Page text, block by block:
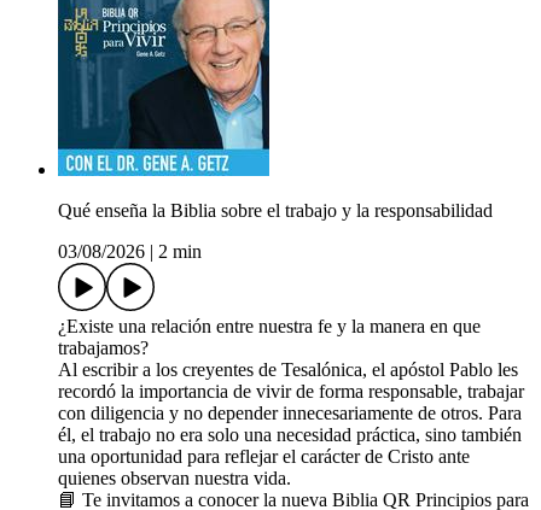
Qué enseña la Biblia sobre el trabajo y la responsabilidad
03/08/2026
2 min
¿Existe una relación entre nuestra fe y la manera en que
trabajamos?
Al escribir a los creyentes de Tesalónica, el apóstol Pablo les
recordó la importancia de vivir de forma responsable, trabajar
con diligencia y no depender innecesariamente de otros. Para
él, el trabajo no era solo una necesidad práctica, sino también
una oportunidad para reflejar el carácter de Cristo ante
quienes observan nuestra vida.
📘 Te invitamos a conocer la nueva Biblia QR Principios para